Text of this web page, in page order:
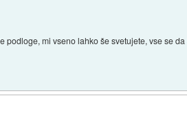
mi vseno lahko še svetujete, vse se